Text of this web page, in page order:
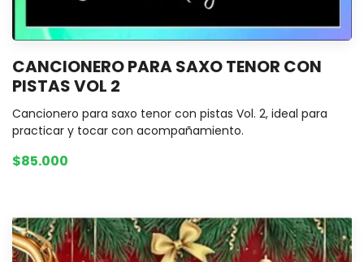
CANCIONERO PARA SAXO TENOR CON
PISTAS VOL 2
Cancionero para saxo tenor con pistas Vol. 2, ideal para
practicar y tocar con acompañamiento.
$85.000